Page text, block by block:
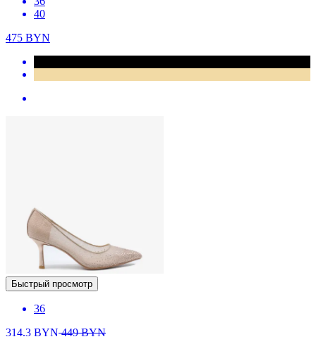
40
475 BYN
Быстрый просмотр
36
314.3 BYN449BYN